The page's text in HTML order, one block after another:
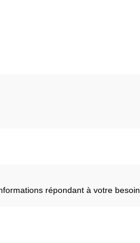
répondant à votre besoin.